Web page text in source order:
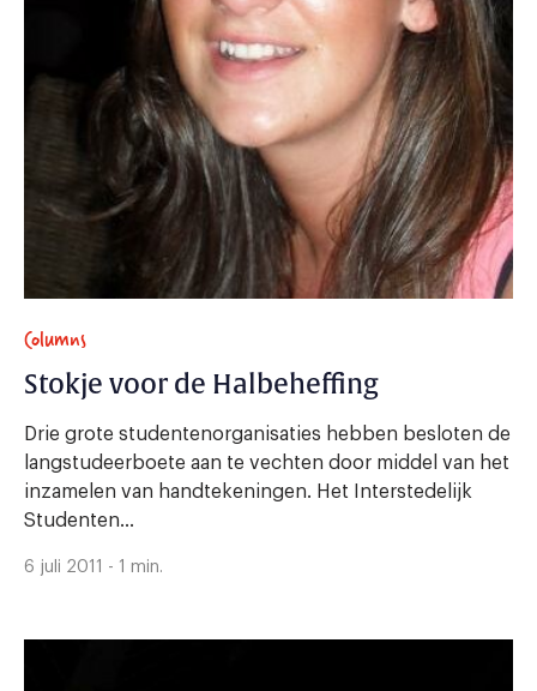
Columns
Stokje voor de Halbeheffing
Drie grote studentenorganisaties hebben besloten de
langstudeerboete aan te vechten door middel van het
inzamelen van handtekeningen. Het Interstedelijk
Studenten...
6 juli 2011 - 1 min.